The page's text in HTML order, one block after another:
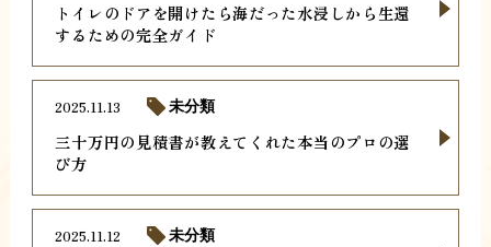
トイレのドアを開けたら海だった水浸しから生還
するための完全ガイド
三十万円の見積書が教えてくれた本当のプロの選
び方
2025.11.13 未分類
2025.11.12 未分類